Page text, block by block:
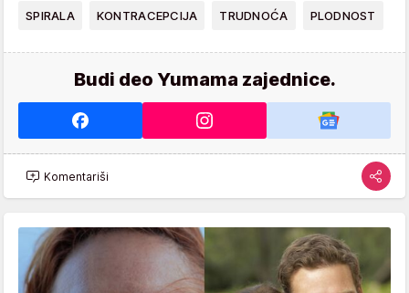
SPIRALA KONTRACEPCIJA TRUDNOĆA PLODNOST
Budi deo Yumama zajednice.
Komentariši